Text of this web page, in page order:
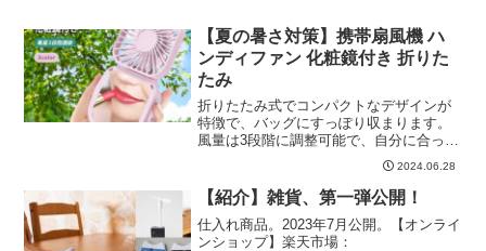
【夏の暑さ対策】携帯扇風機 ハ
ンディファン 化粧鏡付き 折りた
たみ
折りたたみ式でコンパクトなデザインが
特徴で、バッグにすっぽり収まります。
風量は3段階に調整可能で、自分に合った
涼しさを簡単に設定できます。 2024.06.28
【紹介】雑貨、第一弾公開！
仕入れ商品。2023年7月公開。【オンライ
ンショップ】楽天市場：